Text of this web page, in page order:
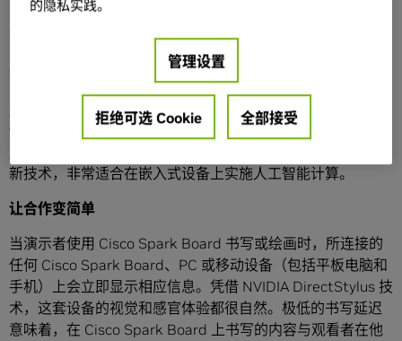
员无论身在何处，都能以更超乎想象的方式，更深入更迅速
地完成工作。
NVIDIA Jetson TX1视觉和人工智能计算平台为该套设备提
供支持，该平台也用于复杂机器人和无人机。Jetson 采用深
新技术，非常适合在嵌入式设备上实施人工智能计算。
让合作变简单
当演示者使用 Cisco Spark Board 书写或绘画时，所连接的
任何 Cisco Spark Board、PC 或移动设备（包括平板电脑和
手机）上会立即显示相应信息。凭借 NVIDIA DirectStylus 技
术，这套设备的视觉和感官体验都很自然。极低的书写延迟
意味着，在 Cisco Spark Board 上书写的内容与观看者在他
的隐私实践。
管理设置
拒绝可选 Cookie 全部接受